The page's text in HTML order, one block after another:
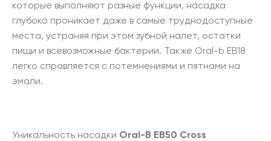
которые выполняют разные функции, насадка
глубоко проникает даже в самые труднодоступные
места, устраняя при этом зубной налет, остатки
пищи и всевозможные бактерии. Также Oral-b EB18
легко справляется с потемнениями и пятнами на
эмали.
Уникальность насадки Oral-B EB50 Cross